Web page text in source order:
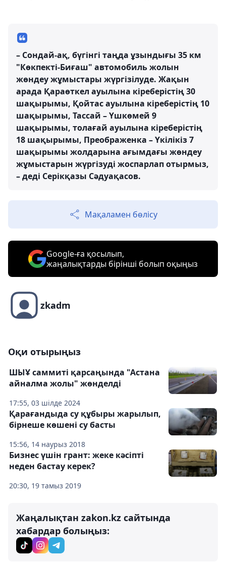
– Сондай-ақ, бүгінгі таңда ұзындығы 35 км
"Көкпекті-Биғаш" автомобиль жолын
жөндеу жұмыстары жүргізілуде. Жақын
арада Қараөткел ауылына кіреберістің 30
шақырымы, Қойтас ауылына кіреберістің 10
шақырымы, Тассай – Үшкөмей 9
шақырымы, толағай ауылына кіреберістің
18 шақырымы, Преображенка – Үкілікіз 7
шақырымы жолдарына ағымдағы жөндеу
жұмыстарын жүргізуді жоспарлап отырмыз,
– деді Серікқазы Сәдуақасов.
Мақаламен бөлісу
Google-ға қосылып,
жаңалықтарды бірінші болып оқыңыз
zkadm
Оқи отырыңыз
17:55, 03 шілде 2024
ШЫҰ саммиті қарсаңында "Астана
айналма жолы" жөнделді
15:56, 14 наурыз 2018
Қарағандыда су құбыры жарылып,
бірнеше көшені су басты
20:30, 19 тамыз 2019
Бизнес үшін грант: жеке кәсіпті
неден бастау керек?
Жаңалықтан zakon.kz сайтында
хабардар болыңыз: